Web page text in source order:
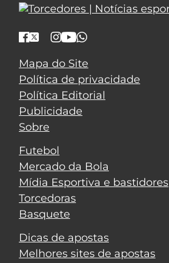
Mapa do Site
Política de privacidade
Política Editorial
Publicidade
Sobre
Futebol
Mercado da Bola
Mídia Esportiva e bastidores
Torcedoras
Basquete
Dicas de apostas
Melhores sites de apostas